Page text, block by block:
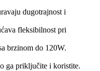
dugotrajnost i
fleksibilnost pri
brzinom do 120W.
ga priključite i koristite.